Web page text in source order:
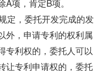
项，肯定B项。
，委托开发完成的发
外，申请专利的权利属
专利权的，委托人可以
让专利申请权的，委托